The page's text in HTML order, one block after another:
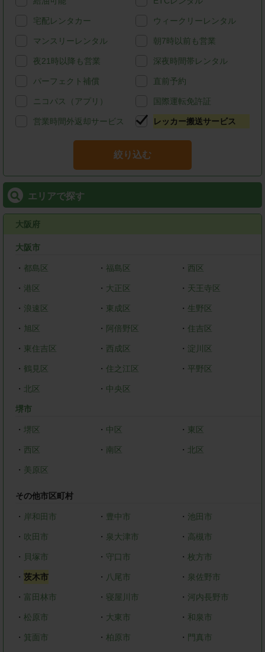
宅配レンタカー ウィークリーレンタル
マンスリーレンタル 朝7時以前も営業
夜21時以降も営業 深夜時間帯レンタル
パーフェクト補償 直前予約
ニコパス（アプリ） 国際運転免許証
営業時間外返却サービス レッカー搬送サービス
絞り込む
エリアで探す
大阪府
大阪市
・ 都島区 ・ 福島区 ・ 西区
・ 港区 ・ 大正区 ・ 天王寺区
・ 浪速区 ・ 東成区 ・ 生野区
・ 旭区 ・ 阿倍野区 ・ 住吉区
・ 東住吉区 ・ 西成区 ・ 淀川区
・ 鶴見区 ・ 住之江区 ・平野区
・ 北区 ・ 中央区
堺市
・ 堺区 ・ 中区 ・ 東区
・ 西区 ・ 南区 ・ 北区
・ 美原区
その他市区町村
・ 岸和田市 ・ 豊中市 ・ 池田市
・ 吹田市 ・ 泉大津市 ・ 高槻市
・ 貝塚市 ・ 守口市 ・枚方市
・ 茨木市 ・ 八尾市 ・ 泉佐野市
・ 富田林市 ・ 寝屋川市 ・ 河内長野市
・ 松原市 ・ 大東市 ・ 和泉市
・ 箕面市 ・ 柏原市 ・ 門真市